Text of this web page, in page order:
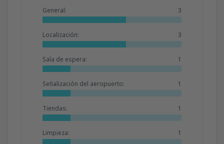
General: 3
Localización: 3
Sala de espera: 1
Señalización del aeropuerto: 1
Tiendas: 1
Limpieza: 1